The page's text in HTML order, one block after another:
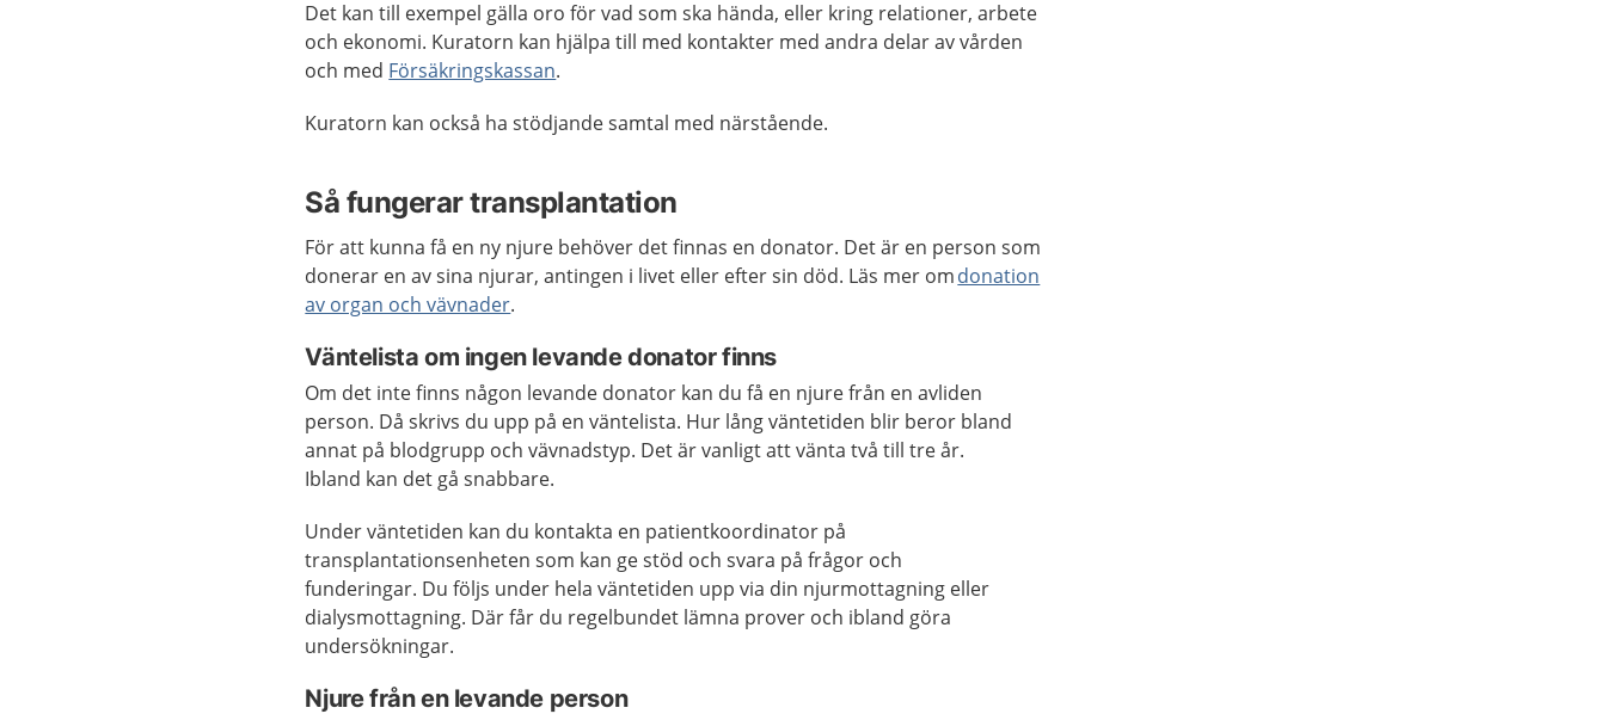
Det kan till exempel gälla oro för vad som ska hända, eller kring relationer, arbete
och ekonomi. Kuratorn kan hjälpa till med kontakter med andra delar av vården
och med Försäkringskassan.
Kuratorn kan också ha stödjande samtal med närstående.
Så fungerar transplantation
För att kunna få en ny njure behöver det finnas en donator. Detär en person som
donerar en av sina njurar, antingen i livet eller efter sin död. Läs mer omdonation
av organ och vävnader.
Väntelista om ingen levande donator finns
Om det inte finns någon levande donator kan du få en njure från en avliden
person. Då skrivs du upp på en väntelista. Hur lång väntetiden blir beror bland
annat på blodgrupp och vävnadstyp. Det är vanligt att vänta två till tre år.
Ibland kan det gå snabbare.
Under väntetiden kan du kontakta en patientkoordinator på
transplantationsenheten som kan ge stöd och svara på frågor och
funderingar. Du följs under hela väntetiden upp via din njurmottagning eller
dialysmottagning. Där får du regelbundet lämna prover och ibland göra
undersökningar.
Njure från en levande person